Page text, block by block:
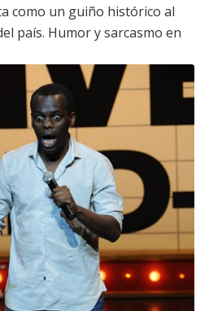
como un guiño histórico al
país. Humor y sarcasmo en